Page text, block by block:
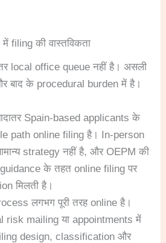
filing की वास्तविकता
local office queue नहीं है। असली
बाद के procedural burden में है।
Spain-based applicants के
path online filing है। In-person
strategy नहीं है, और OEPM की
के तहत online filing पर
मिलती है।
लगभग पूरी तरह online है।
risk mailing या appointments में
design, classification और